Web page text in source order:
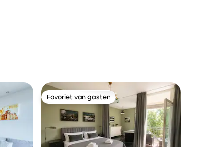
Favoriet van gasten
Favoriet van gasten